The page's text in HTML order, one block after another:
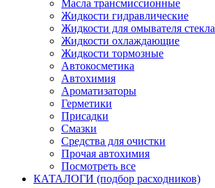
Масла трансмиссионные
Жидкости гидравлические
Жидкости для омывателя стекла
Жидкости охлаждающие
Жидкости тормозные
Автокосметика
Автохимия
Ароматизаторы
Герметики
Присадки
Смазки
Средства для очистки
Прочая автохимия
Посмотреть все
КАТАЛОГИ (подбор расходников)